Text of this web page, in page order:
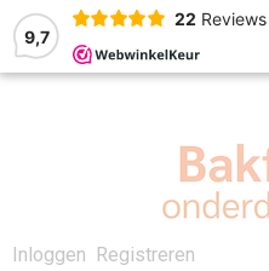
9,7
22 Reviews
Inloggen Registreren